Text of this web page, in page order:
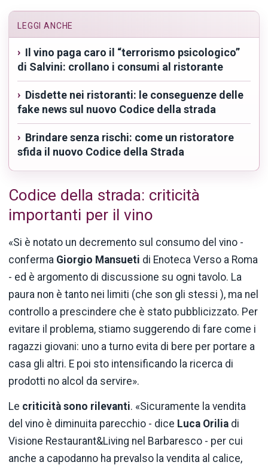
LEGGI ANCHE
Il vino paga caro il “terrorismo psicologico”
di Salvini: crollano i consumi al ristorante
Disdette nei ristoranti: le conseguenze delle
fake news sul nuovo Codice della strada
Brindare senza rischi: come un ristoratore
sfida il nuovo Codice della Strada
Codice della strada: criticità
importanti per il vino
«Si è notato un decremento sul consumo del vino -
conferma Giorgio Mansueti di Enoteca Verso a Roma
- ed è argomento di discussione su ogni tavolo. La
paura non è tanto nei limiti (che son gli stessi ), ma nel
controllo a prescindere che è stato pubblicizzato. Per
evitare il problema, stiamo suggerendo di fare come i
ragazzi giovani: uno a turno evita di bere per portare a
casa gli altri. E poi sto intensificando la ricerca di
prodotti no alcol da servire».
Le criticità sono rilevanti. «Sicuramente la vendita
del vino è diminuita parecchio - dice Luca Orilia di
Visione Restaurant&Living nel Barbaresco - per cui
anche a capodanno ha prevalso la vendita al calice,